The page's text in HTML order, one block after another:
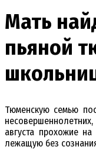
Мать
пьяной
Тюменскую семью
августа прохожие
лежащую без